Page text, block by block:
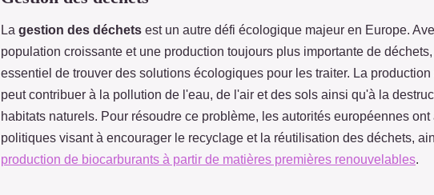
La gestion des déchets est un autre défi écologique majeur en Europe.
population croissante et une production toujours plus importante de
essentiel de trouver des solutions écologiques pour les traiter. La
peut contribuer à la pollution de l'eau, de l'air et des sols ainsi qu'à la
habitats naturels. Pour résoudre ce problème, les autorités européennes ont
politiques visant à encourager le recyclage et la réutilisation des déchets,
production de biocarburants à partir de matières premières renouvelables.